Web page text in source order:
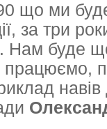
що ми
за три
Нам буде
працюємо,